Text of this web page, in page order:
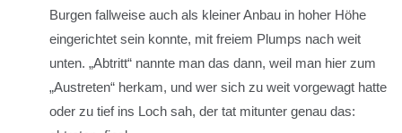
Burgen fallweise auch als kleiner Anbau in hoher Höhe
eingerichtet sein konnte, mit freiem Plumps nach weit
unten. „Abtritt“ nannte man das dann, weil man hier zum
„Austreten“ herkam, und wer sich zu weit vorgewagt hatte
oder zu tief ins Loch sah, der tat mitunter genau das: